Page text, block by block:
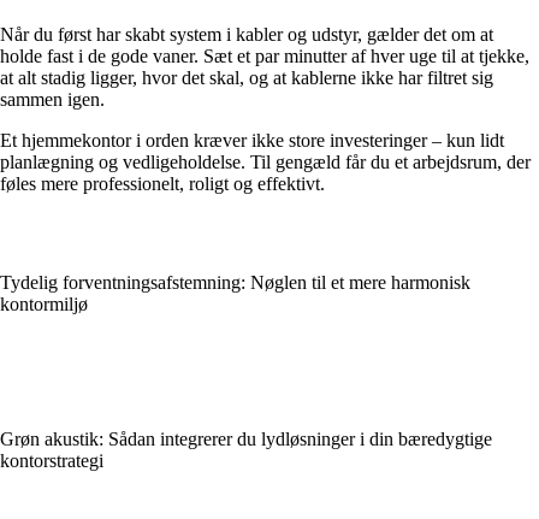
Når du først har skabt system i kabler og udstyr, gælder det om at
holde fast i de gode vaner. Sæt et par minutter af hver uge til at tjekke,
at alt stadig ligger, hvor det skal, og at kablerne ikke har filtret sig
sammen igen.
Et hjemmekontor i orden kræver ikke store investeringer – kun lidt
planlægning og vedligeholdelse. Til gengæld får du et arbejdsrum, der
føles mere professionelt, roligt og effektivt.
Tydelig forventningsafstemning: Nøglen til et mere harmonisk
kontormiljø
Grøn akustik: Sådan integrerer du lydløsninger i din bæredygtige
kontorstrategi